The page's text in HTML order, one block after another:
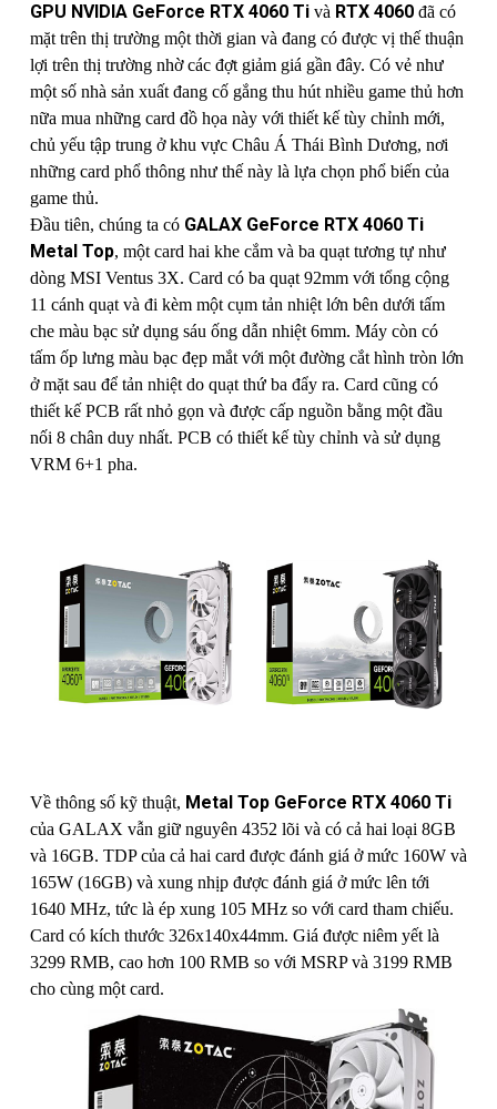
GPU NVIDIA GeForce RTX 4060 Ti và RTX 4060 đã có
mặt trên thị trường một thời gian và đang có được vị thế thuận
lợi trên thị trường nhờ các đợt giảm giá gần đây. Có vẻ như
một số nhà sản xuất đang cố gắng thu hút nhiều game thủ hơn
nữa mua những card đồ họa này với thiết kế tùy chỉnh mới,
chủ yếu tập trung ở khu vực Châu Á Thái Bình Dương, nơi
những card phổ thông như thế này là lựa chọn phổ biến của
game thủ.
Đầu tiên, chúng ta có GALAX GeForce RTX 4060 Ti
Metal Top, một card hai khe cắm và ba quạt tương tự như
dòng MSI Ventus 3X. Card có ba quạt 92mm với tổng cộng
11 cánh quạt và đi kèm một cụm tản nhiệt lớn bên dưới tấm
che màu bạc sử dụng sáu ống dẫn nhiệt 6mm. Máy còn có
tấm ốp lưng màu bạc đẹp mắt với một đường cắt hình tròn lớn
ở mặt sau để tản nhiệt do quạt thứ ba đẩy ra. Card cũng có
thiết kế PCB rất nhỏ gọn và được cấp nguồn bằng một đầu
nối 8 chân duy nhất. PCB có thiết kế tùy chỉnh và sử dụng
VRM 6+1 pha.
Về thông số kỹ thuật, Metal Top GeForce RTX 4060 Ti
của GALAX vẫn giữ nguyên 4352 lõi và có cả hai loại 8GB
và 16GB. TDP của cả hai card được đánh giá ở mức 160W và
165W (16GB) và xung nhịp được đánh giá ở mức lên tới
1640 MHz, tức là ép xung 105 MHz so với card tham chiếu.
Card có kích thước 326x140x44mm. Giá được niêm yết là
3299 RMB, cao hơn 100 RMB so với MSRP và 3199 RMB
cho cùng một card.